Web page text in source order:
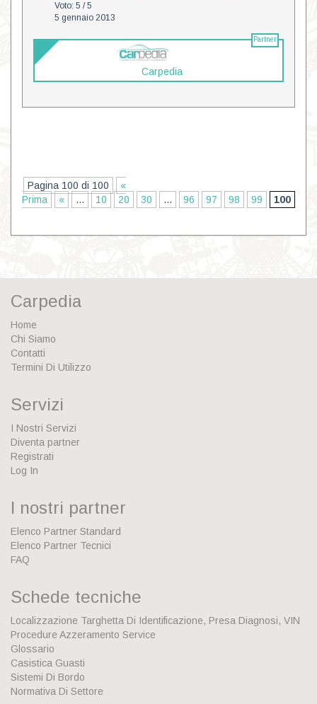
Voto: 5 / 5
5 gennaio 2013
Partner
Carpedia
Pagina 100 di 100
«
Prima
« ... 10 20 30 ... 96 97 98 99 100
Carpedia
Home
Chi Siamo
Contatti
Termini Di Utilizzo
Servizi
I Nostri Servizi
Diventa partner
Registrati
Log In
I nostri partner
Elenco Partner Standard
Elenco Partner Tecnici
FAQ
Schede tecniche
Localizzazione Targhetta Di Identificazione, Presa Diagnosi, VIN
Procedure Azzeramento Service
Glossario
Casistica Guasti
Sistemi Di Bordo
Normativa Di Settore